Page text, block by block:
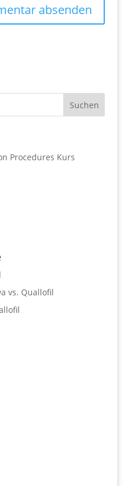
Procedures Kurs
vs. Quallofil